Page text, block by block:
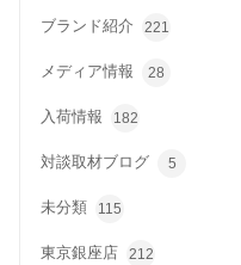
ブランド紹介 221
メディア情報 28
入荷情報 182
対談取材ブログ 5
未分類 115
東京銀座店 212